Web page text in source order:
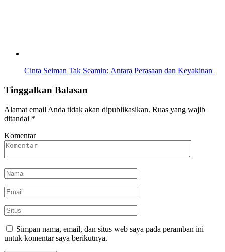
Cinta Seiman Tak Seamin: Antara Perasaan dan Keyakinan
Tinggalkan Balasan
Alamat email Anda tidak akan dipublikasikan. Ruas yang wajib
ditandai *
Komentar
Simpan nama, email, dan situs web saya pada peramban ini
untuk komentar saya berikutnya.